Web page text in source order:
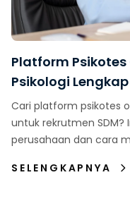
Platform
Psikologi
Indonesia
Cari platform psikotes
untuk rekrutmen SDM?
perusahaan dan cara
SELENGKAPNYA